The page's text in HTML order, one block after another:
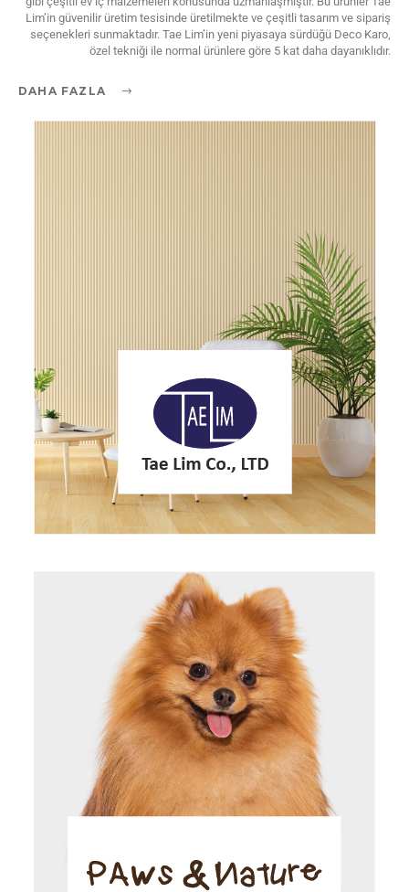
Lim’in güvenilir üretim tesisinde üretilmekte ve çeşitli tasarım ve sipariş
seçenekleri sunmaktadır. Tae Lim’in yeni piyasaya sürdüğü Deco Karo,
özel tekniği ile normal ürünlere göre 5 kat daha dayanıklıdır.
DAHA FAZLA